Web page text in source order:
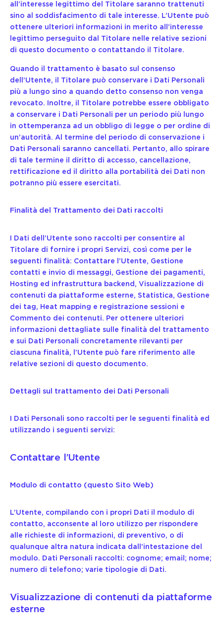
all’interesse legittimo del Titolare saranno trattenuti
sino al soddisfacimento di tale interesse. L’Utente può
ottenere ulteriori informazioni in merito all’interesse
legittimo perseguito dal Titolare nelle relative sezioni
di questo documento o contattando il Titolare.
Quando il trattamento è basato sul consenso
dell’Utente, il Titolare può conservare i Dati Personali
più a lungo sino a quando detto consenso non venga
revocato. Inoltre, il Titolare potrebbe essere obbligato
a conservare i Dati Personali per un periodo più lungo
in ottemperanza ad un obbligo di legge o per ordine di
un’autorità. Al termine del periodo di conservazione i
Dati Personali saranno cancellati. Pertanto, allo spirare
di tale termine il diritto di accesso, cancellazione,
rettificazione ed il diritto alla portabilità dei Dati non
potranno più essere esercitati.
Finalità del Trattamento dei Dati raccolti
I Dati dell’Utente sono raccolti per consentire al
Titolare di fornire i propri Servizi, così come per le
seguenti finalità: Contattare l’Utente, Gestione
contatti e invio di messaggi, Gestione dei pagamenti,
Hosting ed infrastruttura backend, Visualizzazione di
contenuti da piattaforme esterne, Statistica, Gestione
dei tag, Heat mapping e registrazione sessioni e
Commento dei contenuti. Per ottenere ulteriori
informazioni dettagliate sulle finalità del trattamento
e sui Dati Personali concretamente rilevanti per
ciascuna finalità, l’Utente può fare riferimento alle
relative sezioni di questo documento.
Dettagli sul trattamento dei Dati Personali
I Dati Personali sono raccolti per le seguenti finalità ed
utilizzando i seguenti servizi:
Contattare l’Utente
Modulo di contatto (questo Sito Web)
L’Utente, compilando con i propri Dati il modulo di
contatto, acconsente al loro utilizzo per rispondere
alle richieste di informazioni, di preventivo, o di
qualunque altra natura indicata dall’intestazione del
modulo. Dati Personali raccolti: cognome; email; nome;
numero di telefono; varie tipologie di Dati.
Visualizzazione di contenuti da piattaforme
esterne